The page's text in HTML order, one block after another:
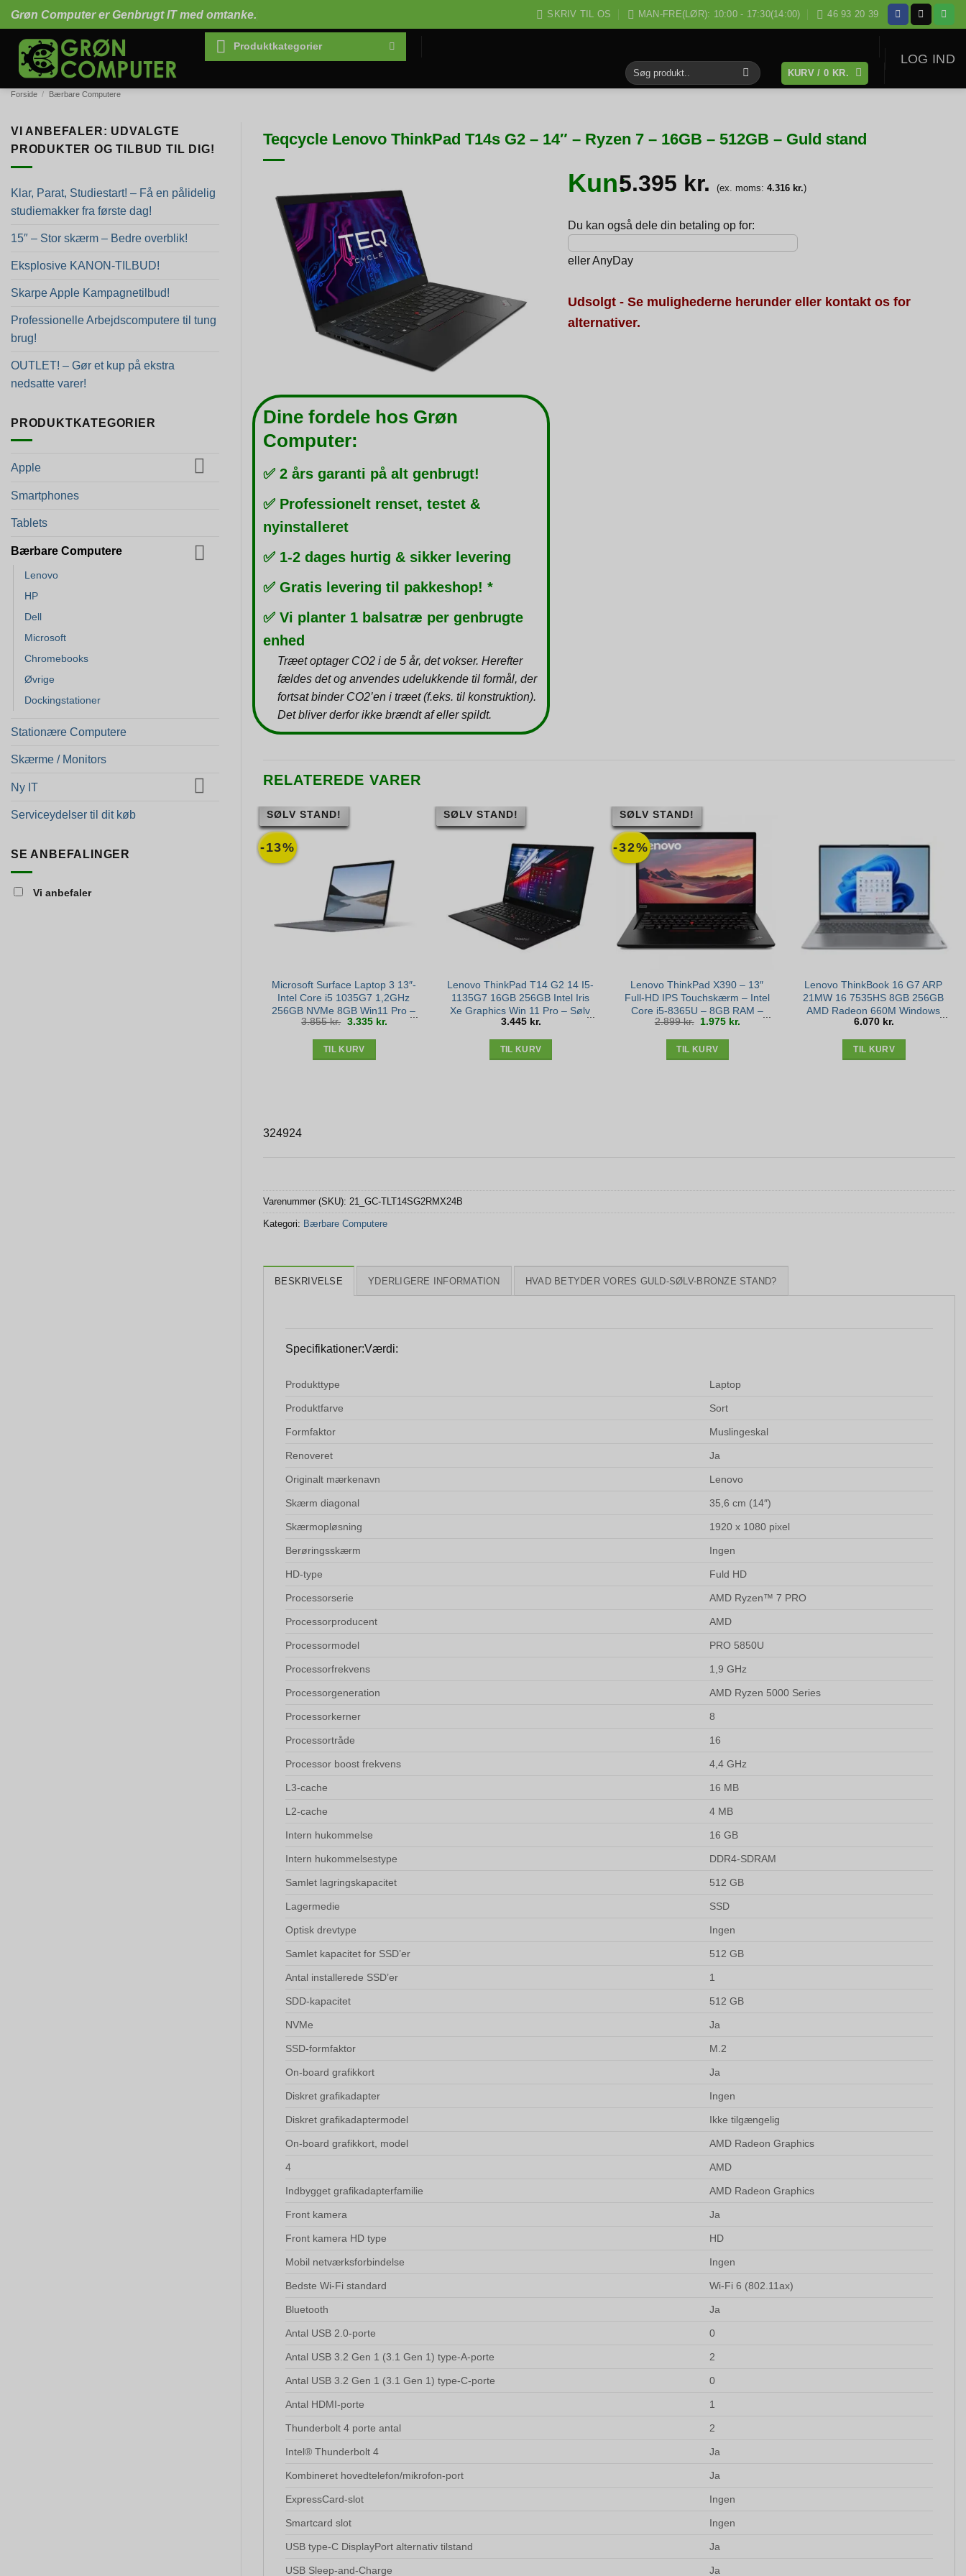
Fortsæt
til
indhold
Grøn Computer er Genbrugt IT med omtanke. SKRIV TIL OS MAN-FRE(LØR): 10:00 - 17:30(14:00) 46 93 20 39
Produktkategorier
Søg
efter:
KURV /0 KR.
LOG IND
Forside / Bærbare Computere
VI ANBEFALER: UDVALGTE
PRODUKTER OG TILBUD TIL DIG!
Klar, Parat, Studiestart! – Få en pålidelig
studiemakker fra første dag!
15″ – Stor skærm – Bedre overblik!
Eksplosive KANON-TILBUD!
Skarpe Apple Kampagnetilbud!
Professionelle Arbejdscomputere til tung
brug!
OUTLET! – Gør et kup på ekstra
nedsatte varer!
PRODUKTKATEGORIER
Apple
Smartphones
Tablets
Bærbare Computere
Lenovo
HP
Dell
Microsoft
Chromebooks
Øvrige
Dockingstationer
Stationære Computere
Skærme / Monitors
Ny IT
Serviceydelser til dit køb
SE ANBEFALINGER
Vi anbefaler
Teqcycle Lenovo ThinkPad T14s G2 – 14″ – Ryzen 7 – 16GB – 512GB – Guld stand
Dine fordele hos Grøn
Computer:
✅ 2 års garanti på alt genbrugt!
✅ Professionelt renset, testet &
nyinstalleret
✅ 1-2 dages hurtig & sikker levering
✅ Gratis levering til pakkeshop! *
✅ Vi planter 1 balsatræ per genbrugte
enhed
Træet optager CO2 i de 5 år, det vokser. Herefter
fældes det og anvendes udelukkende til formål, der
fortsat binder CO2’en i træet (f.eks. til konstruktion).
Det bliver derfor ikke brændt af eller spildt.
Kun:5.395 kr. (ex. moms:4.316 kr.)
Du kan også dele din betaling op for:
ellerAnyDay
Udsolgt - Se mulighederne herunder eller kontakt os for
alternativer.
RELATEREDE VARER
-13%
SØLV STAND!
Microsoft Surface Laptop 3 13″-
Intel Core i5 1035G7 1,2GHz
256GB NVMe 8GB Win11 Pro –
Sølv stand
3.855kr. Den
oprindelige
pris
3.335 kr.aktuelle
pris
TIL KURV
SØLV STAND!
Lenovo ThinkPad T14 G2 14 I5-
1135G7 16GB 256GB Intel Iris
Xe Graphics Win 11 Pro – Sølv
stand – Sølv stand
3.445 kr.
TIL KURV
-32%
SØLV STAND!
Lenovo ThinkPad X390 – 13″
Full-HD IPS Touchskærm – Intel
Core i5-8365U – 8GB RAM –
256GB NVME SSD – Win 11 –
Sølv stand
2.899kr. Den
oprindelige
pris
1.975 kr.
TIL KURV
Lenovo ThinkBook 16 G7 ARP
21MW 16 7535HS 8GB 256GB
AMD Radeon 660M Windows
11 Pro – New Open Box
6.070 kr.
TIL KURV
324924
Varenummer (SKU): 21_GC-TLT14SG2RMX24B
Kategori: Bærbare Computere
BESKRIVELSE YDERLIGERE INFORMATION HVAD BETYDER VORES GULD-SØLV-BRONZE STAND?
Specifikationer:Værdi:
Produkttype Laptop
Produktfarve Sort
Formfaktor Muslingeskal
Renoveret Ja
Originalt mærkenavn Lenovo
Skærm diagonal 35,6 cm (14″)
Skærmopløsning 1920 x 1080 pixel
Berøringsskærm Ingen
HD-type Fuld HD
Processorserie AMD Ryzen™ 7 PRO
Processorproducent AMD
Processormodel PRO 5850U
Processorfrekvens 1,9 GHz
Processorgeneration AMD Ryzen 5000 Series
Processorkerner 8
Processortråde 16
Processor boost frekvens 4,4 GHz
L3-cache 16 MB
L2-cache 4 MB
Intern hukommelse 16 GB
Intern hukommelsestype DDR4-SDRAM
Samlet lagringskapacitet 512 GB
Lagermedie SSD
Optisk drevtype Ingen
Samlet kapacitet for SSD’er 512 GB
Antal installerede SSD’er 1
SDD-kapacitet 512 GB
NVMe Ja
SSD-formfaktor M.2
On-board grafikkort Ja
Diskret grafikadapter Ingen
Diskret grafikadaptermodel Ikke tilgængelig
On-board grafikkort, model AMD Radeon Graphics
4 AMD
Indbygget grafikadapterfamilie AMD Radeon Graphics
Front kamera Ja
Front kamera HD type HD
Mobil netværksforbindelse Ingen
Bedste Wi-Fi standard Wi-Fi 6 (802.11ax)
Bluetooth Ja
Antal USB 2.0-porte 0
Antal USB 3.2 Gen 1 (3.1 Gen 1) type-A-porte 2
Antal USB 3.2 Gen 1 (3.1 Gen 1) type-C-porte 0
Antal HDMI-porte 1
Thunderbolt 4 porte antal 2
Intel® Thunderbolt 4 Ja
Kombineret hovedtelefon/mikrofon-port Ja
ExpressCard-slot Ingen
Smartcard slot Ingen
USB type-C DisplayPort alternativ tilstand Ja
USB Sleep-and-Charge Ja